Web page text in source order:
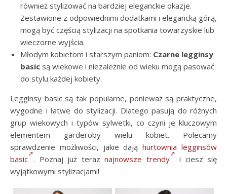
również stylizować na bardziej eleganckie okazje.
Zestawione z odpowiednimi dodatkami i elegancką górą,
mogą być częścią stylizacji na spotkania towarzyskie lub
wieczorne wyjścia.
Młodym kobietom i starszym paniom: Czarne legginsy
basic są wiekowe i niezależnie od wieku mogą pasować
do stylu każdej kobiety.
Legginsy basic są tak popularne, ponieważ są praktyczne,
wygodne i łatwe do stylizacji. Dlatego pasują do różnych
grup wiekowych i typów sylwetki, co czyni je kluczowym
elementem garderoby wielu kobiet. Polecamy
sprawdzenie możliwości, jakie dająhurtownia legginsów
basic . Poznaj już teraz najnowsze trendy
i ciesz się
wyjątkowymi stylizacjami!